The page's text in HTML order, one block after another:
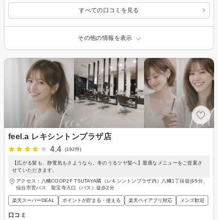
すべての口コミを見る
その他の情報を表示
feel.a レキシントンプラザ店
4.4
(192件)
【広がる髪も、静電気もさようなら。冬のうるツヤ髪へ】最適なメニューをご提案さ
せていただきます。
アクセス：八幡COOP2F TSUTAYA隣（レキシントンプラザ内）八幡1丁目徒歩5分、
仙台市営バス 龍宝寺入口（バス）徒歩2分
楽天スーパーDEAL ポイントが貯まる・使える 楽天ペイアプリ対応 メンズ歓迎
口コミ